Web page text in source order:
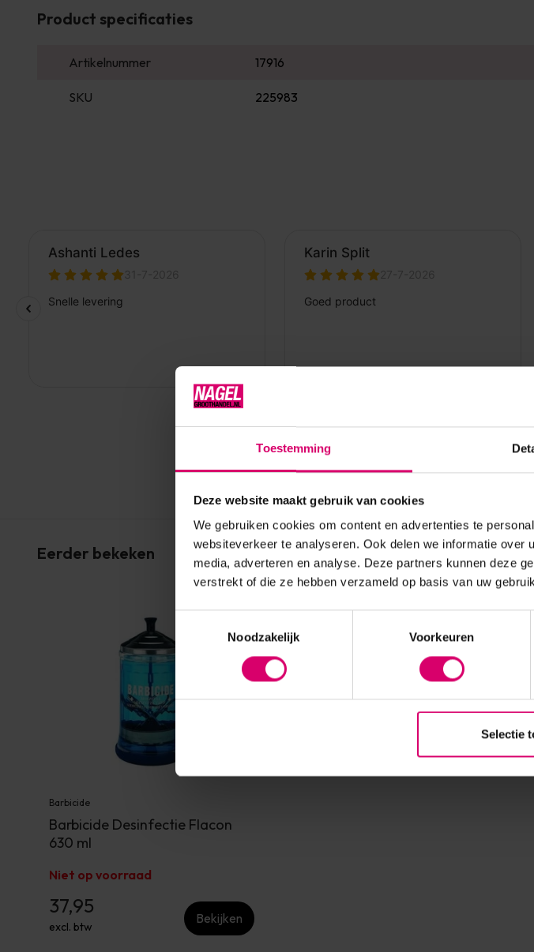
Toestemming
Deze website maakt gebruik van cookies
We gebruiken cookies om content en advertenties te
websiteverkeer te analyseren. Ook delen we informatie
media, adverteren en analyse. Deze partners kunnen deze
verstrekt of die ze hebben verzameld op basis van uw
Noodzakelijk
Voorkeuren
Selectie
Product specificaties
Artikelnummer 17916
SKU 225983
Eerder bekeken
Barbicide
Barbicide Desinfectie Flacon
630 ml
Niet op voorraad
37,95
excl. btw
Bekijken